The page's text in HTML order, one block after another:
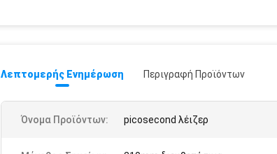
Λεπτομερής Ενημέρωση Περιγραφή Προϊόντων
Όνομα Προϊόντων: picosecond λέιζερ